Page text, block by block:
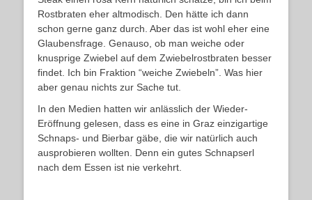
Rostbraten eher altmodisch. Den hätte ich dann
schon gerne ganz durch. Aber das ist wohl eher eine
Glaubensfrage. Genauso, ob man weiche oder
knusprige Zwiebel auf dem Zwiebelrostbraten besser
findet. Ich bin Fraktion “weiche Zwiebeln”. Was hier
aber genau nichts zur Sache tut.
In den Medien hatten wir anlässlich der Wieder-
Eröffnung gelesen, dass es eine in Graz einzigartige
Schnaps- und Bierbar gäbe, die wir natürlich auch
ausprobieren wollten. Denn ein gutes Schnapserl
nach dem Essen ist nie verkehrt.